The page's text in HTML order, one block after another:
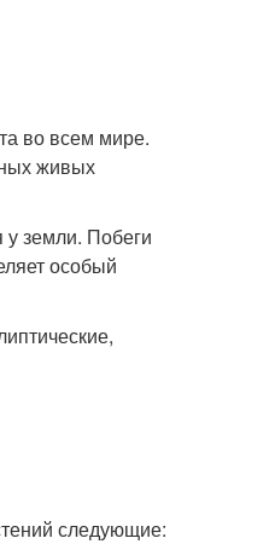
во всем мире.
живых
у земли. Побеги
особый
следующие: